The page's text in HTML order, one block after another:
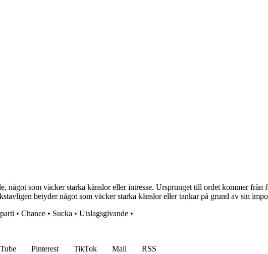
något som väcker starka känslor eller intresse. Ursprunget till ordet kommer från
betyder något som väcker starka känslor eller tankar på grund av sin
• Chance • Sucka • Utslagsgivande •
Pinterest TikTok Mail
RSS